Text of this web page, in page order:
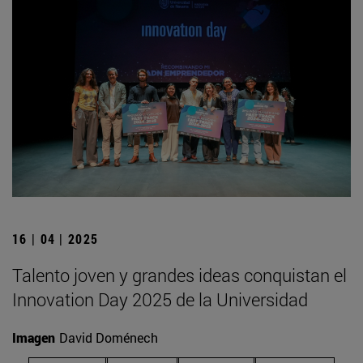
16 | 04 | 2025
Talento joven y grandes ideas conquistan el
Innovation Day 2025 de la Universidad
Imagen David Doménech